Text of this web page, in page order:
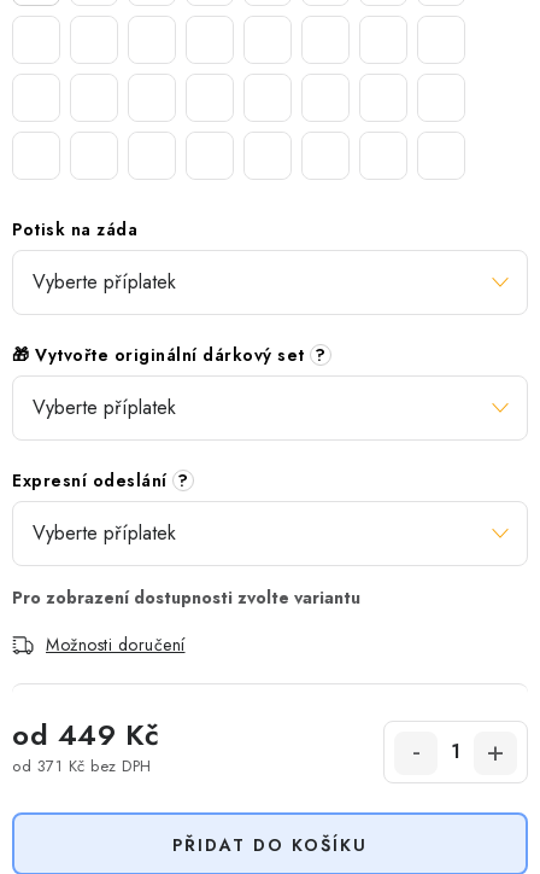
Potisk na záda
🎁 Vytvořte originální dárkový set ?
Expresní odeslání ?
Možnosti doručení
od 449 Kč
od 371 Kč bez DPH
PŘIDAT DO KOŠÍKU